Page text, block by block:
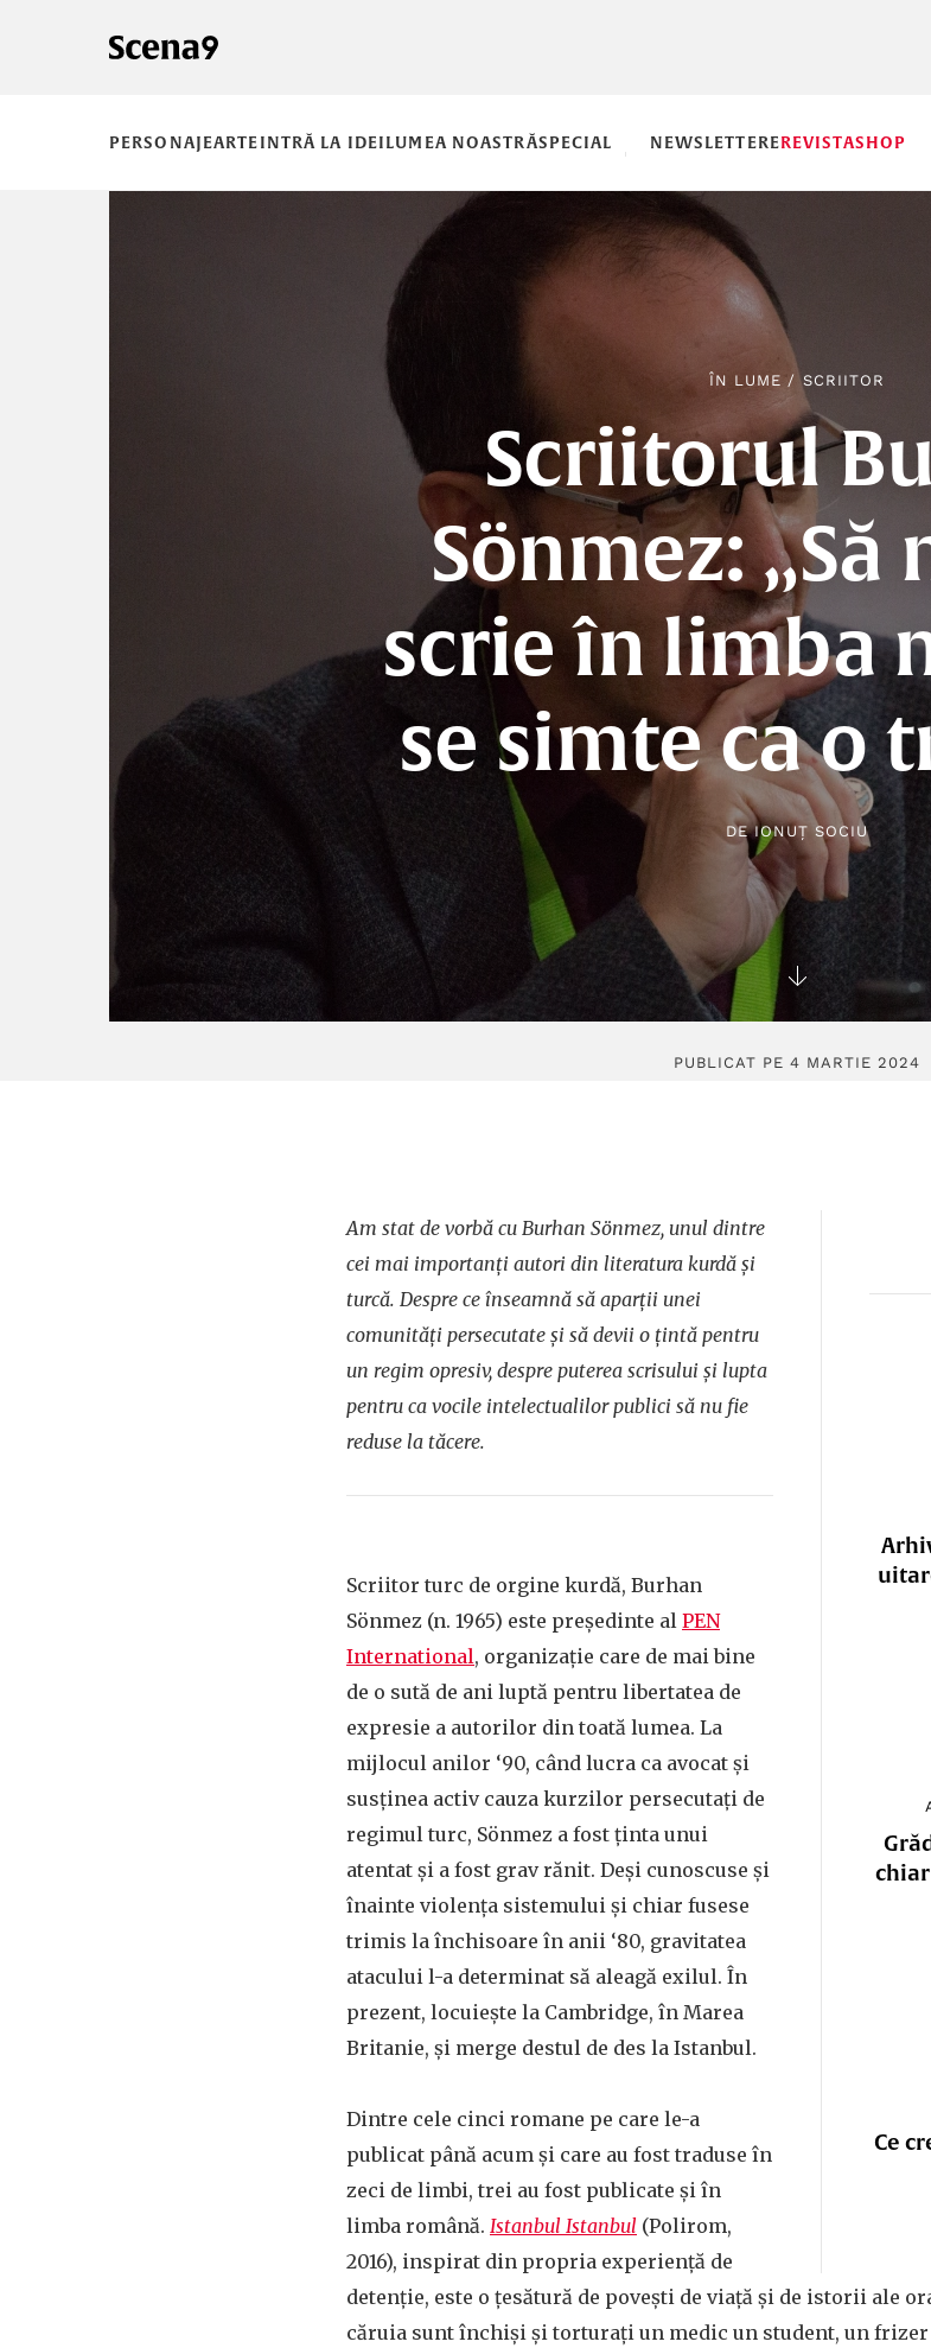
PERSONAJEARTEINTRĂ LA IDEILUMEA NOASTRĂSPECIAL NEWSLETTEREREVISTASHOP
ÎN LUME /SCRIITOR
Scriitorul
Sönmez: „Să
scrie în limba
se simte ca o
DEIONUȚ SOCIU
PUBLICAT PE 4 MARTIE 2024
Ce
Am stat de vorbă cu Burhan Sönmez, unul dintre
cei mai importanți autori din literatura kurdă și
turcă. Despre ce înseamnă să aparții unei
comunități persecutate și să devii o țintă pentru
un regim opresiv, despre puterea scrisului și lupta
pentru ca vocile intelectualilor publici să nu fie
reduse la tăcere.
Scriitor turc de orgine kurdă, Burhan
Sönmez (n. 1965) este președinte al PEN
International, organizație care de mai bine
de o sută de ani luptă pentru libertatea de
expresie a autorilor din toată lumea. La
mijlocul anilor ‘90, când lucra ca avocat și
susținea activ cauza kurzilor persecutați de
regimul turc, Sönmez a fost ținta unui
atentat și a fost grav rănit. Deși cunoscuse și
înainte violența sistemului și chiar fusese
trimis la închisoare în anii ‘80, gravitatea
atacului l-a determinat să aleagă exilul. În
prezent, locuiește la Cambridge, în Marea
Britanie, și merge destul de des la Istanbul.
Dintre cele cinci romane pe care le-a
publicat până acum și care au fost traduse în
zeci de limbi, trei au fost publicate și în
limba română. Istanbul Istanbul (Polirom,
2016), inspirat din propria experiență de
detenție, este o țesătură de povești de viață și de istorii ale
căruia sunt închiși și torturați un medic un student, un frizer